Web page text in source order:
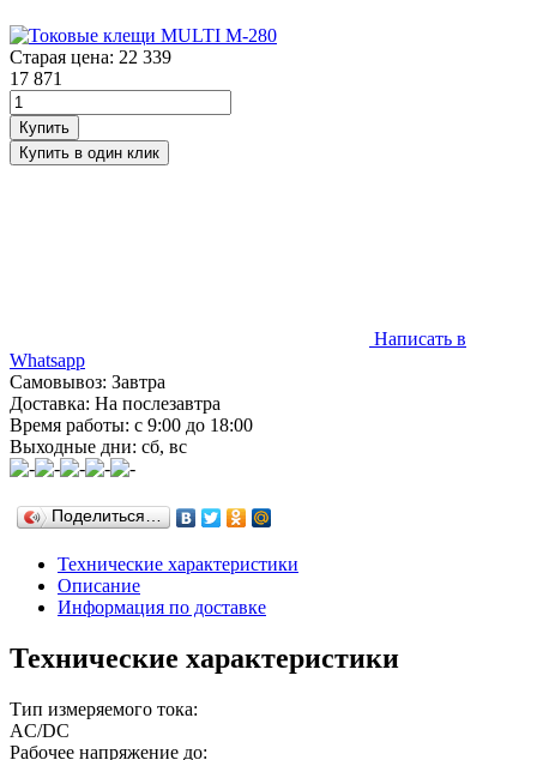
Старая цена: 22 339
17 871
Написать в
Whatsapp
Самовывоз: Завтра
Доставка: На послезавтра
Время работы: с 9:00 до 18:00
Выходные дни: сб, вс
Поделиться…
Технические характеристики
Описание
Информация по доставке
Технические характеристики
Тип измеряемого тока:
AC/DC
Рабочее напряжение до: